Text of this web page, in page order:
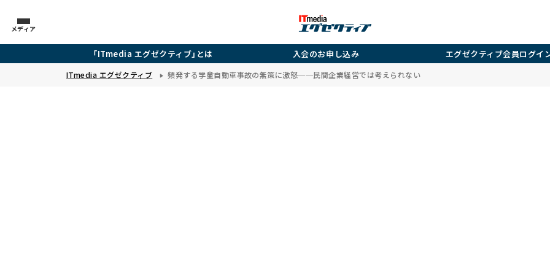
メディア
「ITmedia エグゼクティブ」とは 入会のお申し込み エグゼクティブ会員ログイ
ITmedia エグゼクティブ 頻発する学童自動車事故の無策に激怒──民間企業経営では考えられない